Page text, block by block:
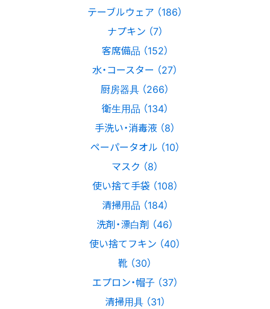
テーブルウェア （186）
ナプキン （7）
客席備品 （152）
水・コースター （27）
厨房器具 （266）
衛生用品 （134）
手洗い・消毒液 （8）
ペーパータオル （10）
マスク （8）
使い捨て手袋 （108）
清掃用品 （184）
洗剤・漂白剤 （46）
使い捨てフキン （40）
靴 （30）
エプロン・帽子 （37）
清掃用具 （31）